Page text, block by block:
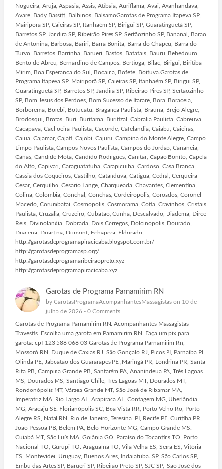
Nogueira, Aruja, Aspasia, Assis, Atibaia, Auriflama, Avai, Avanhandava,
Avare, Bady Bassitt, Balbinos, BalsamoGarotas de Programa Itapeva SP,
Mairiporã SP, Caieiras SP, Itanhaém SP, Birigui SP, Guaratinguetá SP,
Barretos SP, Jandira SP, Ribeirão Pires SP, Sertãozinho SP, Bananal, Barao
de Antonina, Barbosa, Bariri, Barra Bonita, Barra do Chapeu, Barra do
Turvo. Barretos, Barrinha, Barueri, Bastos, Batatais, Bauru, Bebedouro,
Bento de Abreu, Bernardino de Campos. Bertioga, Bilac, Birigui, Biritiba-
Mirim, Boa Esperanca do Sul, Bocaina, Bofete, Boituva.Garotas de
Programa Itapeva SP, Mairiporã SP, Caieiras SP, Itanhaém SP, Birigui SP,
Guaratinguetá SP, Barretos SP, Jandira SP, Ribeirão Pires SP, Sertãozinho
SP, Bom Jesus dos Perdoes, Bom Sucesso de Itarare, Bora, Boraceia,
Borborema, Borebi, Botucatu. Braganca Paulista, Brauna, Brejo Alegre,
Brodosqui, Brotas, Buri, Buritama, Buritizal, Cabralia Paulista, Cabreuva,
Cacapava, Cachoeira Paulista, Caconde, Cafelandia, Caiabu, Caieiras,
Caiua, Cajamar, Cajati, Cajobi, Cajuru, Campina do Monte Alegre, Campo
Limpo Paulista, Campos Novos Paulista, Campos do Jordao, Cananeia,
Canas, Candido Mota, Candido Rodrigues, Canitar, Capao Bonito, Capela
do Alto, Capivari, Caraguatatuba, Carapicuiba, Cardoso, Casa Branca,
Cassia dos Coqueiros, Castilho, Catanduva, Catigua, Cedral, Cerqueira
Cesar, Cerquilho, Cesario Lange, Charqueada, Chavantes, Clementina,
Colina, Colombia, Conchal, Conchas, Cordeiropolis, Coroados, Coronel
Macedo, Corumbatai, Cosmopolis, Cosmorama, Cotia, Cravinhos, Cristais
Paulista, Cruzalia, Cruzeiro, Cubatao, Cunha, Descalvado, Diadema, Dirce
Reis, Divinolandia, Dobrada, Dois Corregos, Dolcinopolis, Dourado,
Dracena, Duartina, Dumont, Echapora, Eldorado,
http://garotasdeprogramapiracicaba.blogspot.com.br/
http://garotasdeprogramasp.org/
http://garotasdeprogramaribeiraopreto.xyz
http://garotasdeprogramapiracicaba.xyz
Garotas de Programa Parnamirim RN
by GarotasProgramaAcompanhantesMassagistason 10 de
julho de 2026 - 0 Comments
Garotas de Programa Parnamirim RN. Acompanhantes Massagistas
Travestis Escolha uma garota em Parnamirim RN. Faça um pix para
garota: cpf 123 588 068 03 Garotas de Programa Parnamirim Rn,
Mossoró RN, Duque de Caxias RJ, São Gonçalo RJ, Picos PI, Parnaíba PI,
Olinda PE, Jaboatão dos Guararapes PE ,Maringá PR, Londrina PR, Santa
Rita PB, Campina Grande PB, Santarém PA, Ananindeua PA, Três Lagoas
MS, Dourados MS, Santiago Chile, Três Lagoas MT, Dourados MT,
Rondonópolis MT, Várzea Grande MT, São José de Ribamar MA,
Imperatriz MA, Rio Largo AL, Arapiraca AL, Contagem MG, Uberlândia
MG, Aracaju SE. Florianópolis SC, Boa Vista RR, Porto Velho Ro, Porto
Alegre RS, Natal RN, Rio de Janeiro, Teresina .PI, Recife PE, Curitiba PR,
João Pessoa PB, Belém PA, Belo Horizonte MG, Campo Grande MS.
Cuiabá MT, São Luís MA, Goiânia GO, Paraíso do Tocantins TO, Porto
Nacional TO, Gurupi TO. Araguaína TO, Vila Velha ES, Serra ES, Vitória
ES, Montevideu Uruguay, Buenos Aires, Indaiatuba. SP, São Carlos SP,
Embu das Artes SP, Barueri SP, Ribeirão Preto SP, SJC SP, São José dos